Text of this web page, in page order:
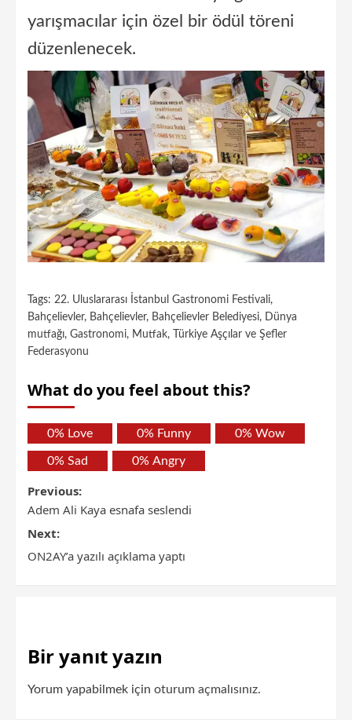
yarışmacılar için özel bir ödül töreni
düzenlenecek.
Tags: 22. Uluslararası İstanbul Gastronomi Festivali,
Bahçelievler, Bahçelievler, Bahçelievler Belediyesi,
Dünya
mutfağı, Gastronomi, Mutfak,
Türkiye Aşçılar ve Şefler
Federasyonu
What do you feel about this?
0% Love 0% Funny 0% Wow
0% Sad 0% Angry
Previous:
Adem Ali Kaya esnafa seslendi
Next:
ON2AY’a yazılı açıklama yaptı
Bir yanıt yazın
Yorum yapabilmek için oturum açmalısınız.